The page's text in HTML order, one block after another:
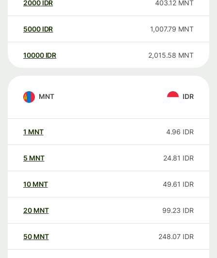
2000 IDR 403.12 MNT
5000 IDR 1,007.79 MNT
10000 IDR 2,015.58 MNT
MNT IDR
1 MNT 4.96 IDR
5 MNT 24.81 IDR
10 MNT 49.61 IDR
20 MNT 99.23 IDR
50 MNT 248.07 IDR